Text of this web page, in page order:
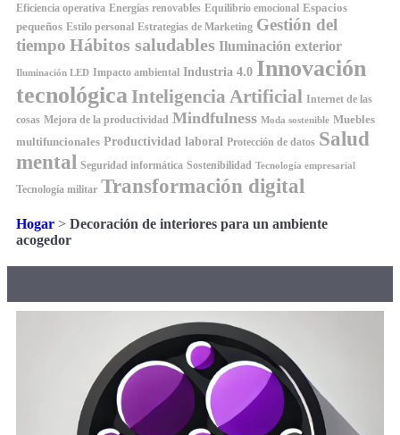
Eficiencia operativa Energías renovables Equilibrio emocional Espacios
pequeños Estilo personal Estrategias de Marketing Gestión del
tiempo Hábitos saludables Iluminación exterior
Iluminación LED Impacto ambiental Industria 4.0 Innovación
tecnológica Inteligencia Artificial Internet de las
cosas Mejora de la productividad Mindfulness Moda sostenible Muebles
multifuncionales Productividad laboral Protección de datos Salud
mental Seguridad informática Sostenibilidad Tecnología empresarial
Tecnología militar Transformación digital
Hogar > Decoración de interiores para un ambiente
acogedor